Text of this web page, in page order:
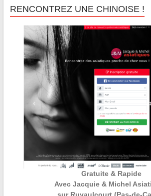
RENCONTREZ UNE CHINOISE !
Gratuite & Rapide
Avec Jacquie & Michel